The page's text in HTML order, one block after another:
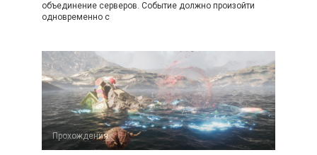
объединение серверов. Событие должно произойти
одновременно с
Прохождения